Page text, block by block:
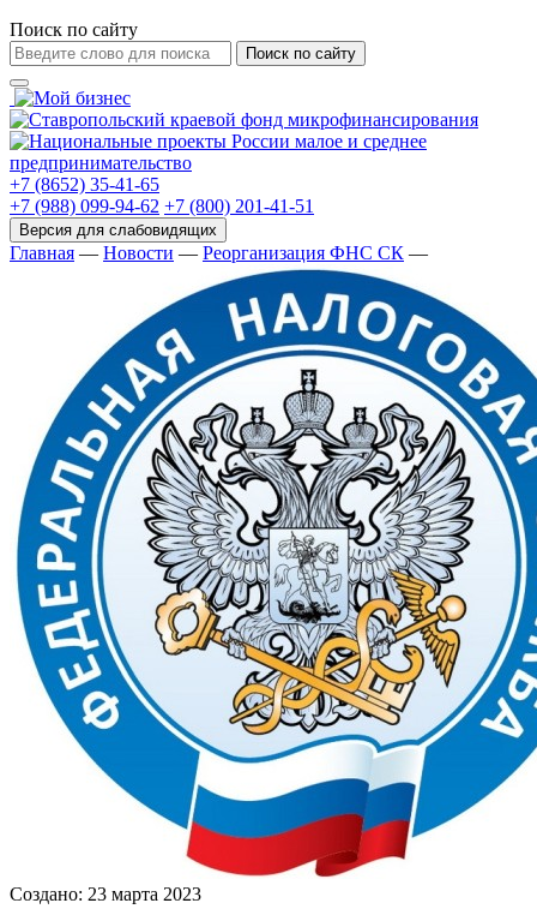
Поиск по сайту
Поиск по сайту
+7 (8652) 35-41-65
+7 (988) 099-94-62 +7 (800) 201-41-51
Главная — Новости — Реорганизация ФНС СК —
Создано: 23 марта 2023